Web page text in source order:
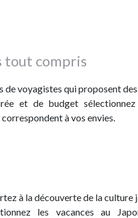
tout compris
de voyagistes qui proposent
et de budget
à vos envies.
à la découverte de la culture
les vacances au